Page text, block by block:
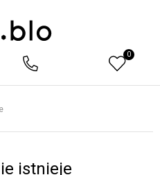
0
istnieje